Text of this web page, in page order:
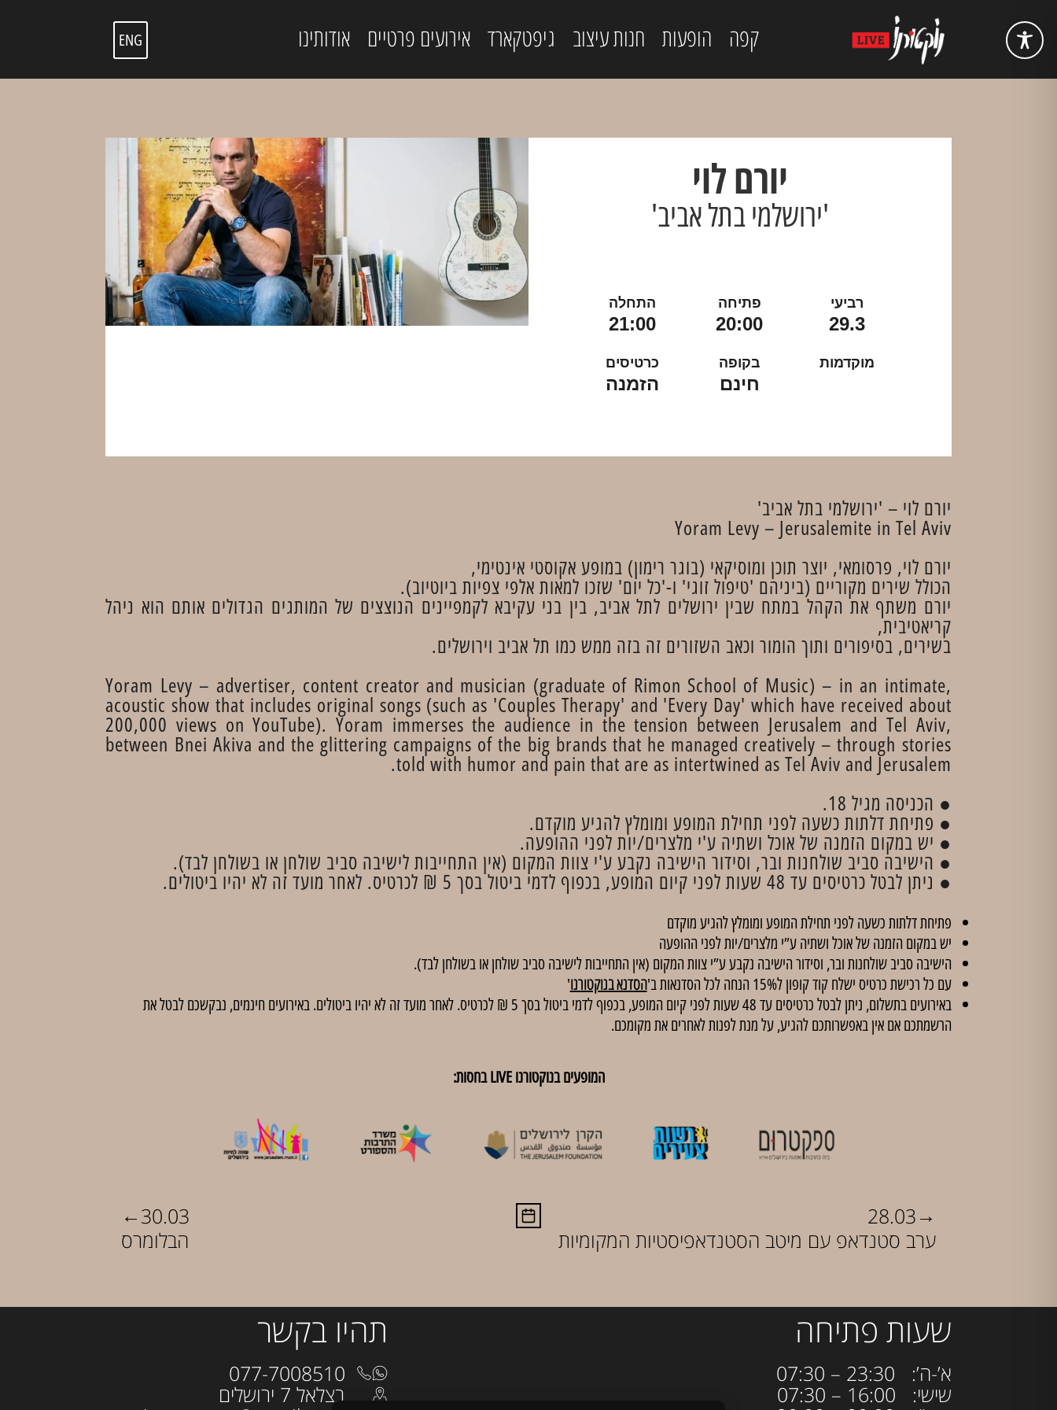
ENG קפה הופעות חנות עיצוב גיפטקארד אירועים פרטיים אודותינו
יורם לוי
'ירושלמי בתל אביב'
רביעי
29.3
פתיחה
20:00
התחלה
21:00
מוקדמות בקופה
חינם
כרטיסים
הזמנה
יורם לוי – 'ירושלמי בתל אביב'
Yoram Levy – Jerusalemite in Tel Aviv
יורם לוי, פרסומאי, יוצר תוכן ומוסיקאי (בוגר רימון) במופע אקוסטי אינטימי,
הכולל שירים מקוריים (ביניהם 'טיפול זוגי' ו-'כל יום' שזכו למאות אלפי צפיות ביוטיוב).
יורם משתף את הקהל במתח שבין ירושלים לתל אביב, בין בני עקיבא לקמפיינים הנוצצים של המותגים הגדולים אותם הוא ניהל
קריאטיבית,
בשירים, בסיפורים ותוך הומור וכאב השזורים זה בזה ממש כמו תל אביב וירושלים.
Yoram Levy – advertiser, content creator and musician (graduate of Rimon School of Music) – in an intimate,
acoustic show that includes original songs (such as 'Couples Therapy' and 'Every Day' which have received about
200,000 views on YouTube). Yoram immerses the audience in the tension between Jerusalem and Tel Aviv,
between Bnei Akiva and the glittering campaigns of the big brands that he managed creatively – through stories
told with humor and pain that are as intertwined as Tel Aviv and Jerusalem.
● הכניסה מגיל 18.
● פתיחת דלתות כשעה לפני תחילת המופע ומומלץ להגיע מוקדם.
● יש במקום הזמנה של אוכל ושתיה ע'י מלצרים/יות לפני ההופעה.
● הישיבה סביב שולחנות ובר, וסידור הישיבה נקבע ע'י צוות המקום (אין התחייבות לישיבה סביב שולחן או בשולחן לבד).
● ניתן לבטל כרטיסים עד 48 שעות לפני קיום המופע, בכפוף לדמי ביטול בסך 5 ₪ לכרטיס. לאחר מועד זה לא יהיו ביטולים.
פתיחת דלתות כשעה לפני תחילת המופע ומומלץ להגיע מוקדם
יש במקום הזמנה של אוכל ושתיה ע”י מלצרים/יות לפני ההופעה
הישיבה סביב שולחנות ובר, וסידור הישיבה נקבע ע”י צוות המקום (אין התחייבות לישיבה סביב שולחן או בשולחן לבד).
עם כל רכישת כרטיס ישלח קוד קופון ל15% הנחה לכל הסדנאות ב'
הסדנא בנוקטורנו'
באירועים בתשלום, ניתן לבטל כרטיסים עד 48 שעות לפני קיום המופע, בכפוף לדמי ביטול בסך 5 ₪ לכרטיס. לאחר מועד זה לא יהיו ביטולים. באירועים חינמים, נבקשכם לבטל את
הרשמתכם אם אין באפשרותכם להגיע, על מנת לפנות לאחרים את מקומכם.
המופעים בנוקטורנו LIVE בחסות:
←30.03
הבלומרס
28.03→
ערב סטנדאפ עם מיטב הסטנדאפיסטיות המקומיות
תהיו בקשר
בצלאל 7 ירושלים
שעות פתיחה
א’-ה’: 23:30 – 07:30
שישי: 16:00 – 07:30